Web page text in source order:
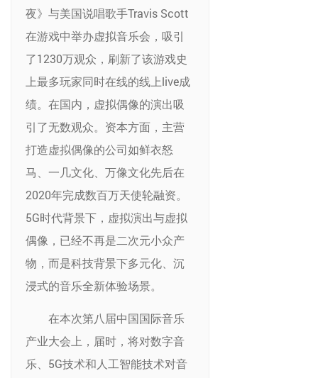
夜》与美国说唱歌手Travis Scott
在游戏中举办虚拟音乐会，吸引
了1230万观众，刷新了该游戏史
上最多玩家同时在线的线上live成
绩。在国内，虚拟偶像的演出吸
引了无数观众。资本方面，主营
打造虚拟偶像的公司如鲜衣怒
马、一几文化、万像文化先后在
2020年完成数百万天使轮融资。
5G时代背景下，虚拟演出与虚拟
偶像，已经不再是二次元小众产
物，而是科技背景下多元化、沉
浸式的音乐全新体验场景。
在本次第八届中国国际音乐
产业大会上，届时，将对数字音
乐、5G技术和人工智能技术对音